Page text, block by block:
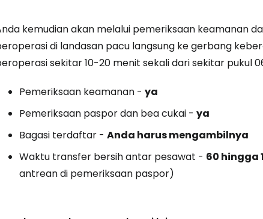
kemudian akan melalui pemeriksaan keamanan
di landasan pacu langsung ke gerbang
sekitar 10-20 menit sekali dari sekitar pukul
Pemeriksaan keamanan - ya
Pemeriksaan paspor dan bea cukai - ya
Bagasi terdaftar - Anda harus mengambilnya
Waktu transfer bersih antar pesawat - 60 hingga
antrean di pemeriksaan paspor)